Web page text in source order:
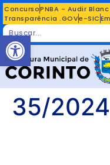
ConcursoPNBA - Audir
Transparência .GOVe-SIC
35/2024
Abrir a barra de